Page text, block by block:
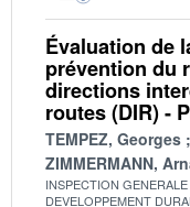
Évaluation de
prévention du
directions
routes (DIR) -
TEMPEZ, Georges
ZIMMERMANN,
INSPECTION
DEVELOPPEMENT